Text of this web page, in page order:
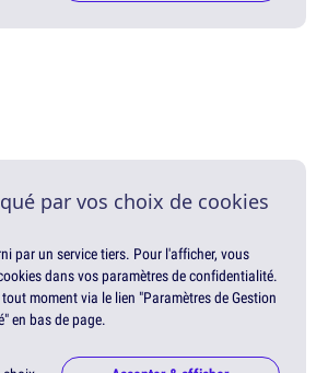
par vos choix de cookies
par un service tiers. Pour l'afficher, vous
dans vos paramètres de confidentialité.
moment via le lien "Paramètres de Gestion
en bas de page.